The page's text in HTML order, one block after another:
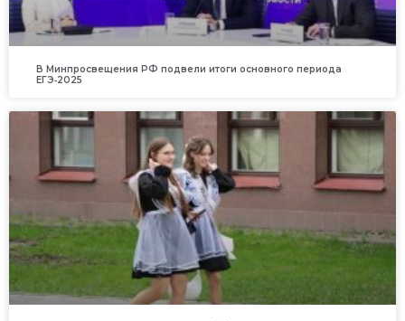
В Минпросвещения РФ подвели итоги основного периода
ЕГЭ‑2025